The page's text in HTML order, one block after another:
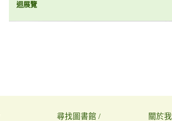
迴展覽
尋找圖書館 / 關於